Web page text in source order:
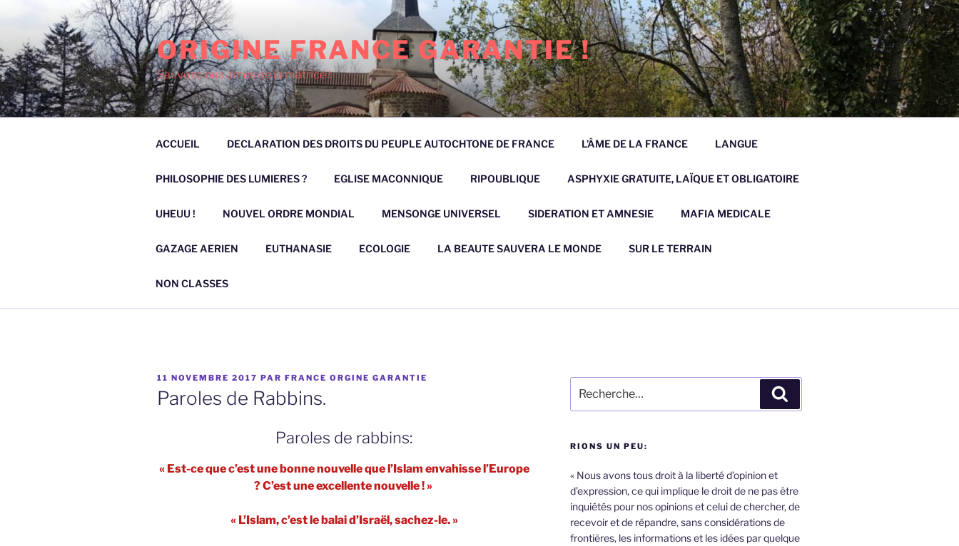
contenu
principal
ORIGINE FRANCE GARANTIE !
Sauvons nos âmes de la matrice !
ACCUEIL DECLARATION DES DROITS DU PEUPLE AUTOCHTONE DE FRANCE L’ÂME DE LA FRANCE LANGUE
PHILOSOPHIE DES LUMIERES ? EGLISE MACONNIQUE RIPOUBLIQUE ASPHYXIE GRATUITE, LAÏQUE ET OBLIGATOIRE
UHEUU ! NOUVEL ORDRE MONDIAL MENSONGE UNIVERSEL SIDERATION ET AMNESIE MAFIA MEDICALE
GAZAGE AERIEN EUTHANASIE ECOLOGIE LA BEAUTE SAUVERA LE MONDE SUR LE TERRAIN
NON CLASSES
PUBLIÉ
LE
11 NOVEMBRE 2017 PAR FRANCE ORGINE GARANTIE
Paroles de Rabbins.
Paroles de rabbins:
« Est-ce que c’est une bonne nouvelle que l’Islam envahisse l’Europe
? C’est une excellente nouvelle ! »
« L’Islam, c’est le balai d’Israël, sachez-le. »
pour
:
RIONS UN PEU:
« Nous avons tous droit à la liberté d’opinion et
d’expression, ce qui implique le droit de ne pas être
inquiétés pour nos opinions et celui de chercher, de
recevoir et de répandre, sans considérations de
frontières, les informations et les idées par quelque